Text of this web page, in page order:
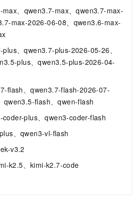
、qwen3.7-max、qwen3.7-max-
max-2026-06-08、qwen3.6-max-
、qwen3.7-plus-2026-05-26、
plus、qwen3.5-plus-2026-04-
flash、qwen3.7-flash-2026-07-
qwen3.5-flash、qwen-flash
plus、qwen3-coder-flash
、qwen3-vl-flash
v3.2
k2.5、kimi-k2.7-code